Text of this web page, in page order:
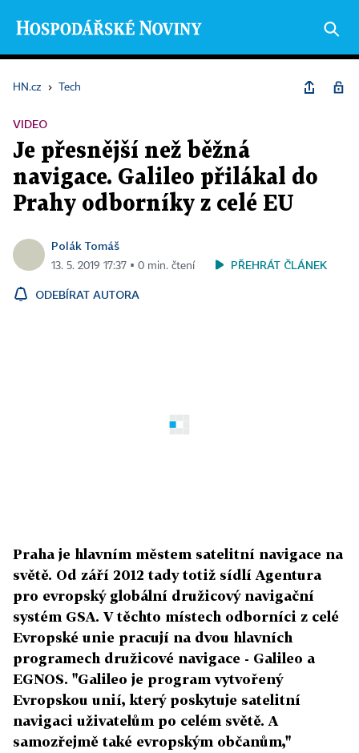
HN.cz › Tech
VIDEO
Je přesnější než běžná
navigace. Galileo přilákal do
Prahy odborníky z celé EU
Polák Tomáš
13. 5. 2019 17:37 ▪ 0 min. čtení PŘEHRÁT ČLÁNEK
ODEBÍRAT AUTORA
Praha je hlavním městem satelitní navigace na
světě. Od září 2012 tady totiž sídlí Agentura
pro evropský globální družicový navigační
systém GSA. V těchto místech odborníci z celé
Evropské unie pracují na dvou hlavních
programech družicové navigace - Galileo a
EGNOS. "Galileo je program vytvořený
Evropskou unií, který poskytuje satelitní
navigaci uživatelům po celém světě. A
samozřejmě také evropským občanům,"